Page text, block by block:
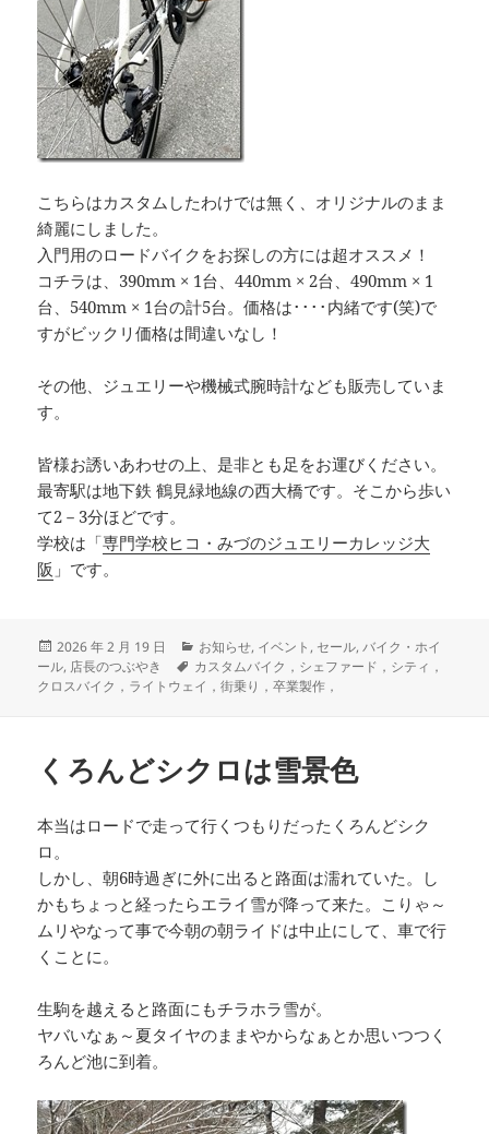
こちらはカスタムしたわけでは無く、オリジナルのまま
綺麗にしました。
入門用のロードバイクをお探しの方には超オススメ！
コチラは、390mm × 1台、440mm × 2台、490mm × 1
台、540mm × 1台の計5台。価格は････内緒です(笑)で
すがビックリ価格は間違いなし！
その他、ジュエリーや機械式腕時計なども販売していま
す。
皆様お誘いあわせの上、是非とも足をお運びください。
最寄駅は地下鉄 鶴見緑地線の西大橋です。そこから歩い
て2－3分ほどです。
学校は「専門学校ヒコ・みづのジュエリーカレッジ大
阪 」です。
投
稿
日:
2026 年 2 月 19 日
カ
テ
ゴ
お知らせ, イベント , セール,バイク・ホイ
ール, 店長のつぶやき
タ
グ
カスタムバイク，シェファード，シティ，
クロスバイク，ライトウェイ，街乗り，卒業製作，
くろんどシクロは雪景色
本当はロードで走って行くつもりだったくろんどシク
ロ。
しかし、朝6時過ぎに外に出ると路面は濡れていた。し
かもちょっと経ったらエライ雪が降って来た。こりゃ～
ムリやなって事で今朝の朝ライドは中止にして、車で行
くことに。
生駒を越えると路面にもチラホラ雪が。
ヤバいなぁ～夏タイヤのままやからなぁとか思いつつく
ろんど池に到着。